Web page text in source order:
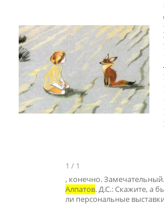
1 / 1
, конечно. Замечательный.
Алпатов. Д.С.: Скажите, а
ли персональные